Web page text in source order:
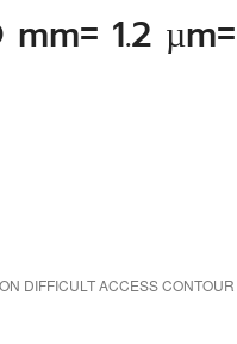
1.2
DIFFICULT ACCESS CONTOUR